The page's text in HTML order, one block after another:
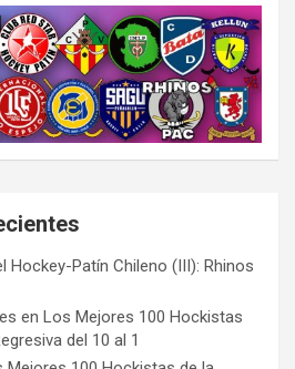
Hockey-Patín Chileno (III): Rhinos
en Los Mejores 100 Hockistas
del 10 al 1